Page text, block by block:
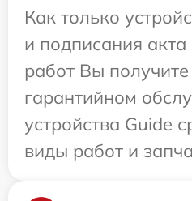
Как только
и подписания
работ Вы
гарантийном
устройства Guide
виды работ и